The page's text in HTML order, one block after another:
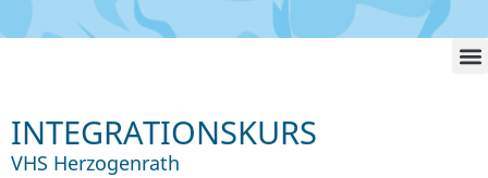
INTEGRATIONSKURS
VHS Herzogenrath